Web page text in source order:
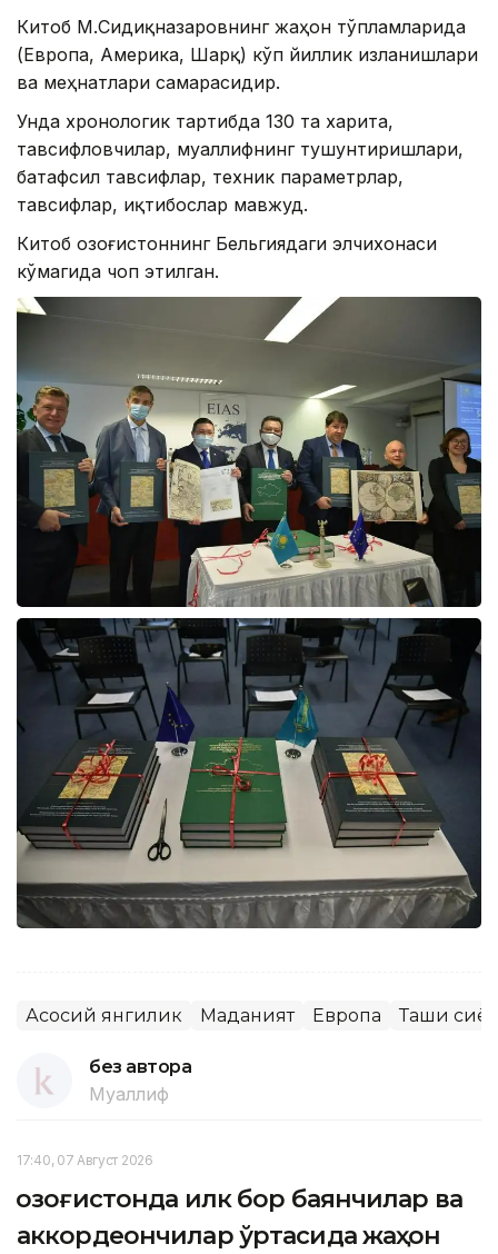
Китоб М.Сидиқназаровнинг жаҳон тўпламларида
(Европа, Америка, Шарқ) кўп йиллик изланишлари
ва меҳнатлари самарасидир.
Унда хронологик тартибда 130 та харита,
тавсифловчилар, муаллифнинг тушунтиришлари,
батафсил тавсифлар, техник параметрлар,
тавсифлар, иқтибослар мавжуд.
Китоб Қозоғистоннинг Бельгиядаги элчихонаси
кўмагида чоп этилган.
Асосий янгилик Маданият Европа Ташқи
без автора
Муаллиф
17:40, 07 Август 2026
Қозоғистонда илк бор баянчилар ва
аккордеончилар ўртасида жаҳон